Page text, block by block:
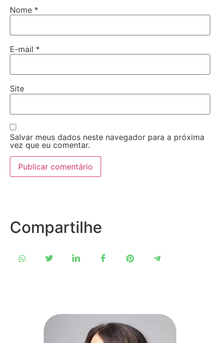
Nome *
E-mail *
Site
Salvar meus dados neste navegador para a próxima
vez que eu comentar.
Compartilhe